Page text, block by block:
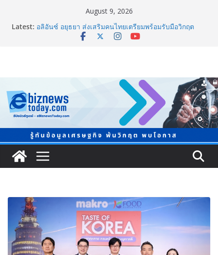
August 9, 2026
Latest: ภาครัฐ-เอกชนจับมือสัมมนาใหญ่ ยกระดับอุตสาหกรรมเซ
รามิกไทยสู่สากล พร้อมชวนผู้ประกอบไทยร่วมงาน
ยิ่งใหญ่ Thailand e-Commerce Expo 2026 ผนึกกว่า 50
พันธมิตร ปั้นผู้ประกอบการไทยสู่ตลาดโลก คาดเงินสะพัด
กว่า 300 ล้านบาท
LORDNINE จัดศึกคนดังสายเกม ไทย ปะทะ ฟิลิปปินส์ ใน
“Rise of the Tenth Lord” เปิดสงครามกิลด์ข้ามประเทศ
ฉลองเซิร์ฟเวอร์ใหม่ เฮเลนา
แพทย์เผย โรคไม่ติดต่อเรื้อรัง NCDs คร่าชีวิตคนไทยก่อน
วัยอันควร ทำสูญเสียทางเศรษฐกิจมหาศาล 1.6 ล้านล้าน
บาทต่อปี